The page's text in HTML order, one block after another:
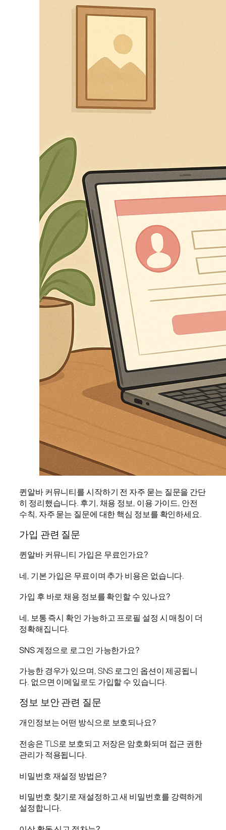
퀸알바 커뮤니티를 시작하기 전 자주 묻는 질문을 간단
히 정리했습니다. 후기, 채용 정보, 이용 가이드, 안전
수칙, 자주 묻는 질문에 대한 핵심 정보를 확인하세요.
가입 관련 질문
퀸알바 커뮤니티 가입은 무료인가요?
네, 기본 가입은 무료이며 추가 비용은 없습니다.
가입 후 바로 채용 정보를 확인할 수 있나요?
네, 보통 즉시 확인 가능하고 프로필 설정 시 매칭이 더
정확해집니다.
SNS 계정으로 로그인 가능한가요?
가능한 경우가 있으며, SNS 로그인 옵션이 제공됩니
다. 없으면 이메일로도 가입할 수 있습니다.
정보 보안 관련 질문
개인정보는 어떤 방식으로 보호되나요?
전송은 TLS로 보호되고 저장은 암호화되며 접근 권한
관리가 적용됩니다.
비밀번호 재설정 방법은?
비밀번호 찾기로 재설정하고 새 비밀번호를 강력하게
설정합니다.